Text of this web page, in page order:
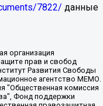
7822/ данные
Bonn), Борзунова Мария Михайловна, Воробьев Виктор Викторович, Голубева Анна Львовна, Константинова Алла Михайловна, Малкова Ирина Владимировна, Мурадов Мурад Абдулгалимович, Осетинская Елизавета Николаевна, Понасенков Евгений Николаевич, Ганапольский Матвей Юрьевич, Киселев Евгений Алексеевич, Борухович Ирина Григорьевна, Дремин Иван Тимофеевич, Дубровский Дмитрий Викторович, Красноярская региональная общественная организация поддержки и развития альтернативных образовательных технологий и межкультурных коммуникаций "ИНТЕРРА", Маяковская Екатерина Алексеевна, Фейгин Марк Захарович, Филимонов Андрей Викторович, Дзугкоева Регина Николаевна, Доброхотов Роман Александрович, Дудь Юрий Александрович, Елкин Сергей Владимирович, Кругликов Кирилл Игоревич, Сабунаева Мария Леонидовна, Семенов Алексей Владимирович, Шаинян Карен Багратович, Шульман Екатерина Михайловна, Асафьев Артур Валерьевич, Вахштайн Виктор Семенович, Венедиктов Алексей Алексеевич, Лушникова Екатерина Евгеньевна, Волков Леонид Михайлович, Невзоров Александр Глебович, Пархоменко Сергей Борисович, Сироткин Ярослав Николаевич, Кара-Мурза Владимир Владимирович, Баранова Наталья Владимировна, Гозман Леонид Яковлевич, Кагарлицкий Борис Юльевич, Климарев Михаил Валерьевич, Милов Владимир Станиславович, Автономная некоммерческая организация Краснодарский центр современного искусства "Типография", Моргенштерн Алишер Тагирович, Соболь Любовь Эдуардовна, Общество с ограниченной ответственностью "ЛИЗА НОРМ", Каспаров Гарри Кимович, Ходорковский Михаил Борисович, Общество с ограниченной ответственностью "Апрельские тезисы", Данилович Ирина Брониславовна, Кашин Олег Владимирович, Петров Николай Владимирович, Пивоваров Алексей Владимирович, Соколов Михаил Владимирович, Цветкова Юлия Владимировна, Чичваркин Евгений Александрович, Комитет против пыток/Команда против пыток, Общество с ограниченной ответственностью "Первый научный", Общество с ограниченной ответственностью "Вертолет и ко", Белоцерковская Вероника Борисовна, Кац Максим Евгеньевич, Лазарева Татьяна Юрьевна, Шаведдинов Руслан Табризович, Яшин Илья Валерьевич, Общество с ограниченной ответственностью "Иноагент ААВ", Алешковский Дмитрий Петрович, Альбац Евгения Марковна, Быков Дмитрий Львович, Галямина Юлия Евгеньевна, Лойко Сергей Леонидович, Мартынов Кирилл Константинович, Медведев Сергей Александрович, Крашенинников Федор Геннадиевич, Гордеева Катерина Вл